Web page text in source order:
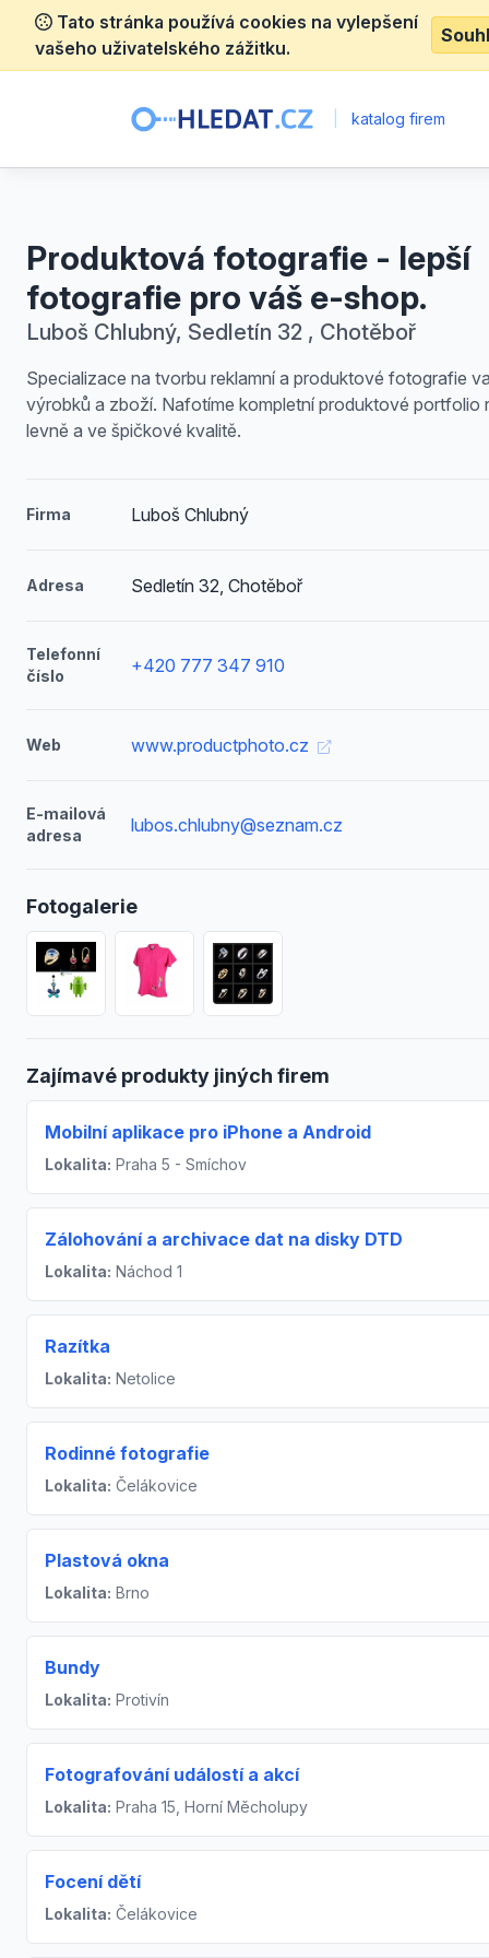
Tato stránka používá cookies na vylepšení
vašeho uživatelského zážitku.
katalog firem
Produktová fotografie - lepší
fotografie pro váš e-shop.
Luboš Chlubný, Sedletín 32 , Chotěboř
Specializace na tvorbu reklamní a produktové fotografie
výrobků a zboží. Nafotíme kompletní produktové portfolio
levně a ve špičkové kvalitě.
Firma Luboš Chlubný
Adresa Sedletín 32, Chotěboř
Telefonní
číslo
+420 777 347 910
Web www.productphoto.cz
E-mailová
adresa
lubos.chlubny@seznam.cz
Fotogalerie
Zajímavé produkty jiných firem
Mobilní aplikace pro iPhone a Android
Lokalita: Praha 5 - Smíchov
Zálohování a archivace dat na disky DTD
Lokalita: Náchod 1
Razítka
Lokalita: Netolice
Rodinné fotografie
Lokalita: Čelákovice
Plastová okna
Lokalita: Brno
Bundy
Lokalita: Protivín
Fotografování událostí a akcí
Lokalita: Praha 15, Horní Měcholupy
Focení dětí
Lokalita: Čelákovice